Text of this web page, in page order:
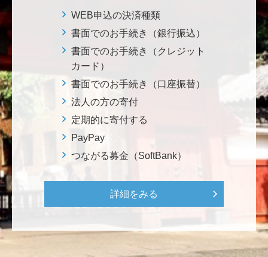
千田 敬二
し、日本を中核とする新たなレアアースサプライチェ
ーンの構築について、早期実現を期待しております。
<南鳥島レアアース泥・マンガンノジュールを開発し
て日本の未来を拓く>
松岡 泰雅
2026年大会お疲れ様です！ 全体で見ると色々事件が起
きた大会でしたが、無事に走り切れたとのことでおめ
でとうございます！ <東京大学フォーミュラファクト
経済学部の卒業生です。消費税や為替、金利政策な
ど、国民生活に直結する経済政策への関心と議論が高
WEB申込の決済種類
書面でのお手続き（銀行振込）
書面でのお手続き（クレジット
カード）
書面でのお手続き（口座振替）
法人の方の寄付
定期的に寄付する
PayPay
つながる募金（SoftBank）
詳細をみる